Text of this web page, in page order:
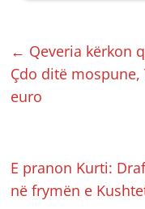
← Qeveria kërkon
Çdo ditë
euro
E pranon Kurti:
në frymën e